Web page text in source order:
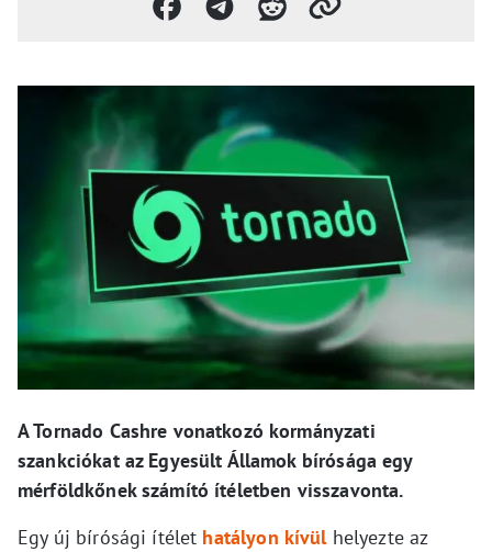
A Tornado Cashre vonatkozó kormányzati
szankciókat az Egyesült Államok bírósága egy
mérföldkőnek számító ítéletben visszavonta.
Egy új bírósági ítélet hatályon kívülhelyezte az